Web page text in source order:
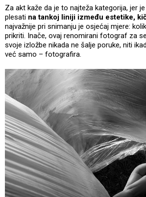
Za akt kaže da je to najteža kategorija, jer
plesati na tankoj liniji između estetike,
najvažnije pri snimanju je osjećaj mjere:
prikriti. Inače, ovaj renomirani fotograf za
svoje izložbe nikada ne šalje poruke, niti
već samo – fotografira.